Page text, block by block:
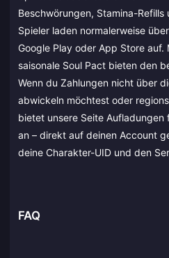
Beschwörungen, Stamina-Refills
Spieler laden normalerweise
Google Play oder App Store
saisonale Soul Pact bieten den
Wenn du Zahlungen nicht über
abwickeln möchtest oder
bietet unsere Seite Aufladungen
an – direkt auf deinen Account
deine Charakter-UID und den
FAQ